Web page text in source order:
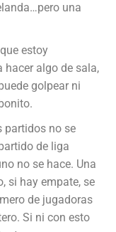
una
estoy
hacer algo de sala,
golpear ni
partidos no se
de liga
no se hace. Una
si hay empate, se
de jugadoras
Si ni con esto